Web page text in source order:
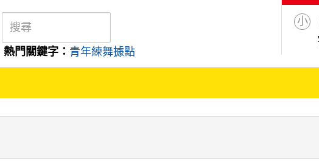
熱門關鍵字： 青年練舞據點
小